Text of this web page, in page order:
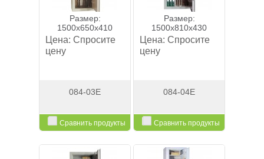
Размер:
1500x650x410
Цена: Спросите
цену
084-03E
Смотреть
Сравнить продукты
Размер:
1500x810x430
Цена: Спросите
цену
084-04E
Смотреть
Сравнить продукты